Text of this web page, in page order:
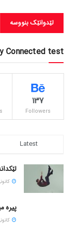
Connected test
137
Followers
Latest
كانونی
پیره
كانونی